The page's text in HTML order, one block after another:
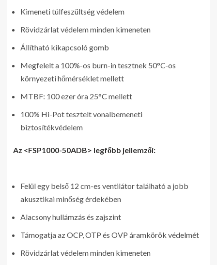
Kimeneti túlfeszültség védelem
Rövidzárlat védelem minden kimeneten
Állítható kikapcsoló gomb
Megfelelt a 100%-os burn-in tesztnek 50°C-os
környezeti hőmérséklet mellett
MTBF: 100 ezer óra 25°C mellett
100% Hi-Pot tesztelt vonalbemeneti
biztosítékvédelem
Az <FSP1000-50ADB> legfőbb jellemzői:
Felül egy belső 12 cm-es ventilátor található a jobb
akusztikai minőség érdekében
Alacsony hullámzás és zajszint
Támogatja az OCP, OTP és OVP áramkörök védelmét
Rövidzárlat védelem minden kimeneten